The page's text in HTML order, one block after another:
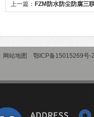
上一篇： FZM防水防尘防腐三
网站地图 鄂ICP备15015269号-